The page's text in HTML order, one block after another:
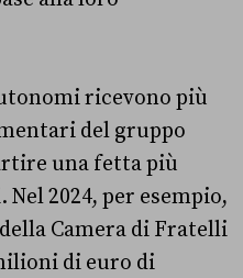
ricevono più
del gruppo
una fetta più
2024, per esempio,
Camera di Fratelli
di euro di